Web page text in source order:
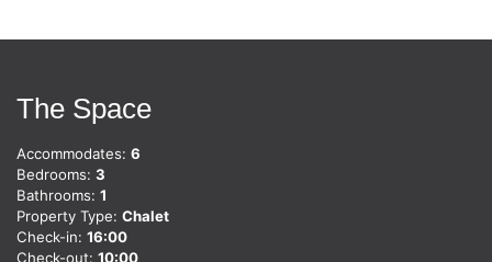
The Space
Accommodates: 6
Bedrooms: 3
Bathrooms: 1
Property Type: Chalet
Check-in: 16:00
Check-out: 10:00